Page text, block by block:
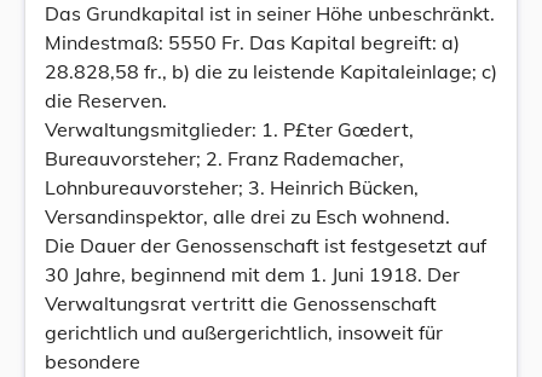
Das Grundkapital ist in seiner Höhe unbeschränkt.
Mindestmaß: 5550 Fr. Das Kapital begreift: a)
28.828,58 fr., b) die zu leistende Kapitaleinlage; c)
die Reserven.
Verwaltungsmitglieder: 1. P£ter Gœdert,
Bureauvorsteher; 2. Franz Rademacher,
Lohnbureauvorsteher; 3. Heinrich Bücken,
Versandinspektor, alle drei zu Esch wohnend.
Die Dauer der Genossenschaft ist festgesetzt auf
30 Jahre, beginnend mit dem 1. Juni 1918. Der
Verwaltungsrat vertritt die Genossenschaft
gerichtlich und außergerichtlich, insoweit für
besondere